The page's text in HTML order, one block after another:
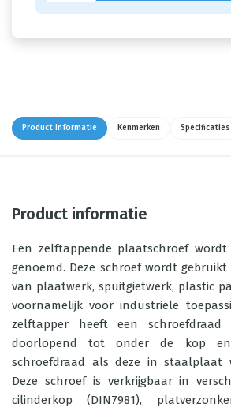
Product informatie Kenmerken Specificaties
Product informatie
Een zelftappende plaatschroef
genoemd. Deze schroef wordt
van plaatwerk, spuitgietwerk, plastic
voornamelijk voor industriële
zelftapper heeft een
doorlopend tot onder de kop
schroefdraad als deze in staalplaat
Deze schroef is verkrijgbaar in
cilinderkop (DIN7981),